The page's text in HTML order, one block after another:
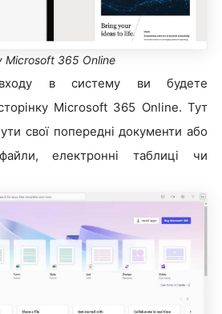
Microsoft 365 Online
в систему ви будете
Microsoft 365 Online. Тут
свої попередні документи або
електронні таблиці чи